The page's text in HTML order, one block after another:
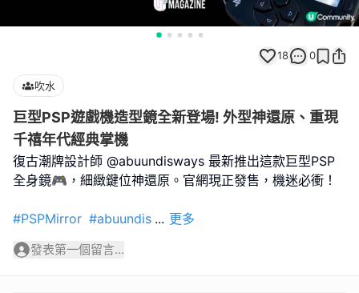
18 0
吹水
巨型PSP遊戲機造型鏡全新登場! 外型神還原、重現
千禧年代經典掌機
復古潮牌設計師 @abuundisways 最新推出這款巨型PSP
全身鏡🎮，細緻鍵位神還原。官網現正發售，機迷必衝！
#PSPMirror #abuundis ... 更多
發表第一個留言...